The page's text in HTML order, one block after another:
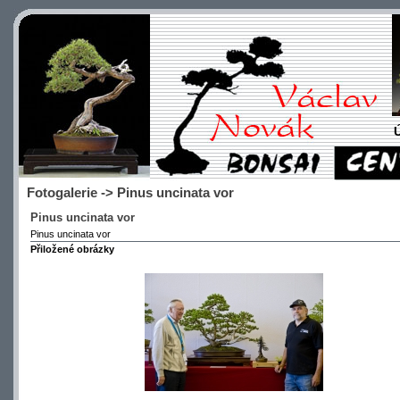
Fotogalerie -> Pinus uncinata vor
Pinus uncinata vor
Pinus uncinata vor
Přiložené obrázky